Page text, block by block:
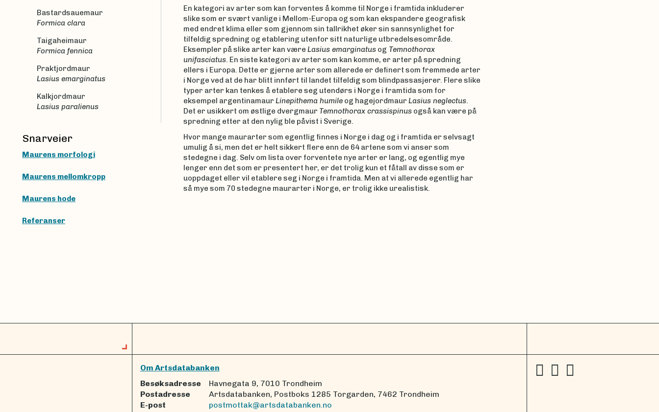
En kategori av arter som kan forventes å komme til Norge i framtida inkluderer
slike som er svært vanlige i Mellom-Europa og som kan ekspandere geografisk
med endret klima eller som gjennom sin tallrikhet øker sin sannsynlighet for
tilfeldig spredning og etablering utenfor sitt naturlige utbredelsesområde.
Eksempler på slike arter kan være Lasius emarginatusog Temnothorax
unifasciatus. En siste kategori av arter som kan komme, er arter på spredning
ellers i Europa. Dette er gjerne arter som allerede er definert som fremmede arter
i Norge ved at de har blitt innført til landet tilfeldig som blindpassasjerer. Flere slike
typer arter kan tenkes å etablere seg utendørs i Norge i framtida som for
eksempel argentinamaur Linepithema humileog hagejordmaur Lasius neglectus.
Det er usikkert om østlige dvergmaur Temnothorax crassispinusogså kan være på
spredning etter at den nylig ble påvist i Sverige.
Hvor mange maurarter som egentlig finnes i Norge i dag og i framtida er selvsagt
umulig å si, men det er helt sikkert flere enn de 64 artene som vi anser som
stedegne i dag. Selv om lista over forventete nye arter er lang, og egentlig mye
lenger enn det som er presentert her, er det trolig kun et fåtall av disse som er
uoppdaget eller vil etablere seg i Norge i framtida. Men at vi allerede egentlig har
så mye som 70 stedegne maurarter i Norge, er trolig ikke urealistisk.
Bastardsauemaur
Formica clara
Taigaheimaur
Formica fennica
Praktjordmaur
Lasius emarginatus
Kalkjordmaur
Lasius paralienus
Snarveier
Maurens morfologi
Maurens mellomkropp
Maurens hode
Referanser
Om Artsdatabanken
Besøksadresse
Havnegata 9, 7010 Trondheim
Postadresse
Artsdatabanken, Postboks 1285 Torgarden, 7462 Trondheim
E-post
postmottak@artsdatabanken.no